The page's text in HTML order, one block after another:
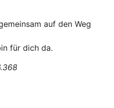
auf den Weg
für dich da.